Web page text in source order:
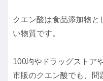
クエン酸は食品添加物
い物質です。
100均やドラッグストア
市販のクエン酸でも、問